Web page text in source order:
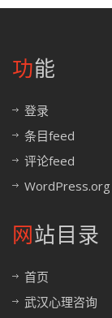
功能
登录
条目feed
评论feed
WordPress.org
网站目录
首页
武汉心理咨询